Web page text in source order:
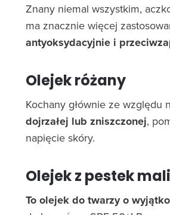
Znany niemal wszystkim,
ma znacznie więcej
antyoksydacyjnie i
Olejek różany
Kochany głównie ze względu
dojrzałej lub zniszczonej,
napięcie skóry.
Olejek z pestek
To olejek do twarzy o